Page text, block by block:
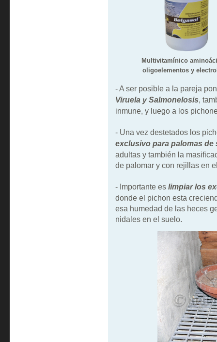
Multivitamínico
oligoelementos y
- A ser posible a la pareja
Viruela y Salmonelosis,
inmune, y luego a los
- Una vez destetados los
exclusivo para palomas de
adultas y también la
de palomar y con rejillas en
- Importante es limpiar los
donde el pichon esta
esa humedad de las heces
nidales en el suelo.